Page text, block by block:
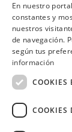
En nuestro
constantes y
nuestros
de navegación.
según tus
información
COOKIES
COOKIES